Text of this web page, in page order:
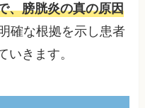
、膀胱炎の真の原因
確な根拠を示し患者
いきます。